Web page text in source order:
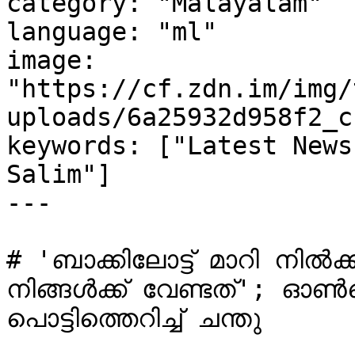
language: "ml"
image:
"https://cf.zdn.im/img/
uploads/
keywords: ["Latest
Salim"]
---
# 'ബാക്കിലോട്ട് മാറി
നിങ്ങൾക്ക് വേണ്ടത്';
പൊട്ടിത്തെറിച്ച് ചന്തു